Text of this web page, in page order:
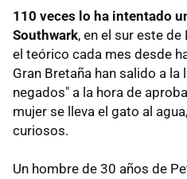
110 veces lo ha intentado
Southwark, en el sur este
el teórico cada mes desde
Gran Bretaña han salido a
negados" a la hora de
mujer se lleva el gato al
curiosos.
Un hombre de 30 años de